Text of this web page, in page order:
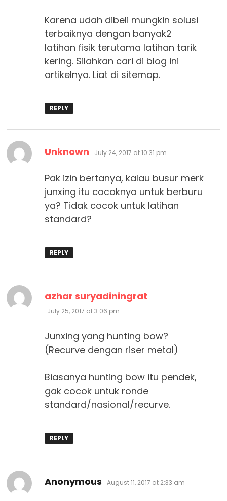
Karena udah dibeli mungkin solusi
terbaiknya dengan banyak2
latihan fisik terutama latihan tarik
kering. Silahkan cari di blog ini
artikelnya. Liat di sitemap.
REPLY
Unknown says:
July 24, 2017 at 10:31 pm
Pak izin bertanya, kalau busur merk
junxing itu cocoknya untuk berburu
ya? Tidak cocok untuk latihan
standard?
REPLY
azhar suryadiningrat
July 25, 2017 at 3:06 pm
Junxing yang hunting bow?
(Recurve dengan riser metal)
Biasanya hunting bow itu pendek,
gak cocok untuk ronde
standard/nasional/recurve.
REPLY
Anonymous says:
August 11, 2017 at 2:33 am